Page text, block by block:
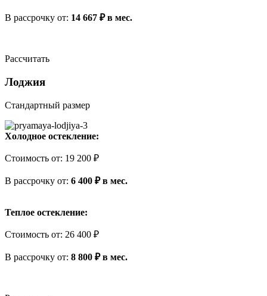
В рассрочку от: 14 667 ₽ в мес.
Рассчитать
Лоджия
Стандартный размер
Холодное остекление:
Стоимость от: 19 200 ₽
В рассрочку от: 6 400 ₽ в мес.
Теплое остекление:
Стоимость от: 26 400 ₽
В рассрочку от: 8 800 ₽ в мес.